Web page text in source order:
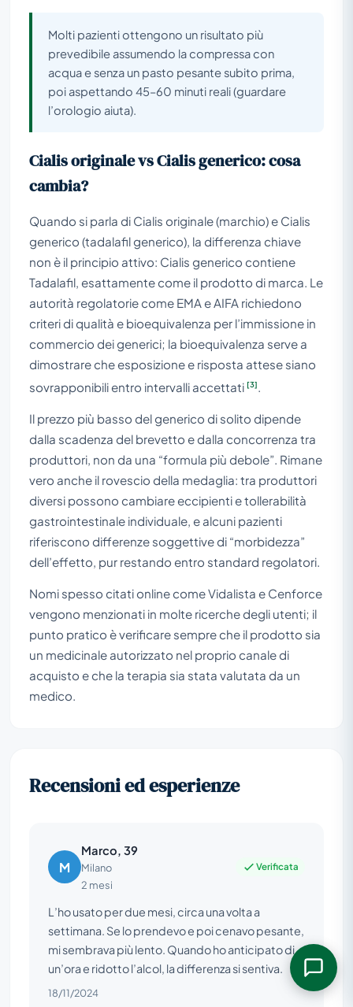
Molti pazienti ottengono un risultato più
prevedibile assumendo la compressa con
acqua e senza un pasto pesante subito prima,
poi aspettando 45–60 minuti reali (guardare
l’orologio aiuta).
Cialis originale vs Cialis generico: cosa
cambia?
Quando si parla di Cialis originale (marchio) e Cialis
generico (tadalafil generico), la differenza chiave
non è il principio attivo: Cialis generico contiene
Tadalafil, esattamente come il prodotto di marca. Le
autorità regolatorie come EMA e AIFA richiedono
criteri di qualità e bioequivalenza per l’immissione in
commercio dei generici; la bioequivalenza serve a
dimostrare che esposizione e risposta attese siano
sovrapponibili entro intervalli accettati [3]
Il prezzo più basso del generico di solito dipende
dalla scadenza del brevetto e dalla concorrenza tra
produttori, non da una “formula più debole”. Rimane
vero anche il rovescio della medaglia: tra produttori
diversi possono cambiare eccipienti e tollerabilità
gastrointestinale individuale, e alcuni pazienti
riferiscono differenze soggettive di “morbidezza”
dell’effetto, pur restando entro standard regolatori.
Nomi spesso citati online come Vidalista e Cenforce
vengono menzionati in molte ricerche degli utenti; il
punto pratico è verificare sempre che il prodotto sia
un medicinale autorizzato nel proprio canale di
acquisto e che la terapia sia stata valutata da un
medico.
Recensioni ed esperienze
M
Marco, 39
Milano
2 mesi
Verificata
L’ho usato per due mesi, circa una volta a
settimana. Se lo prendevo e poi cenavo pesante,
mi sembrava più lento. Quando ho anticipato di
un’ora e ridotto l’alcol, la differenza si sentiva.
18/11/2024